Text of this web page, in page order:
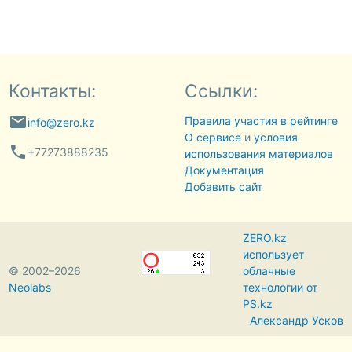
Контакты:
emailinfo@zero.kz
phone +77273888235
Ссылки:
Правила участия в рейтинге
О сервисеи условия
использования материалов
Документация
Добавить сайт
© 2002–2026
Neolabs
ZERO.kz
использует
облачные
технологии от
PS.kz
Александр Усков